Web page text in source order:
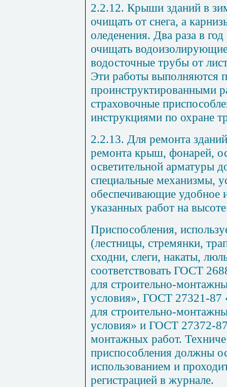
2.2.12. Крыши зданий в
очищать от снега, а
оледенения. Два раза в
очищать
водосточные трубы от
Эти работы выполняются
проинструктированными
страховочные
инструкциями по охране
2.2.13. Для ремонта
ремонта крыш, фонарей,
осветительной арматуры
специальные механизмы,
обеспечивающие удобное
указанных работ на
Приспособления,
(лестницы, стремянки,
сходни, слеги, накаты,
соответствовать ГОСТ
для строительно-
условия», ГОСТ 27321-87
для строительно-
условия» и ГОСТ 27372-
монтажных работ.
приспособления должны
использованием и
регистрацией в журнале.